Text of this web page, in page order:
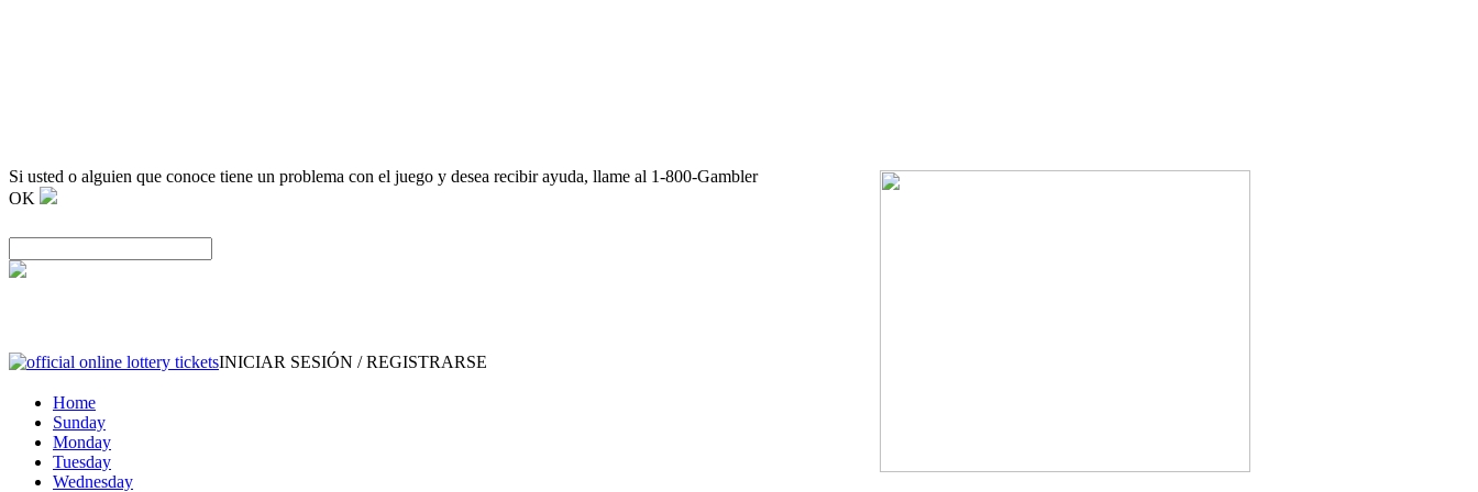
Si usted o alguien que conoce tiene un problema con el juego y desea recibir ayuda, llame al 1-800-Gambler
OK
INICIAR SESIÓN / REGISTRARSE
Home
Sunday
Monday
Tuesday
Wednesday